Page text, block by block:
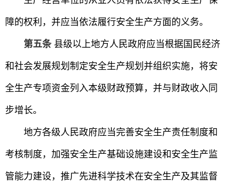
障的权利，并应当依法履行安全生产方面的义务。
第五条 县级以上地方人民政府应当根据国民经济
和社会发展规划制定安全生产规划并组织实施，将安
全生产专项资金列入本级财政预算，并与财政收入同
步增长。
地方各级人民政府应当完善安全生产责任制度和
考核制度，加强安全生产基础设施建设和安全生产监
管能力建设，推广先进科学技术在安全生产及其监督